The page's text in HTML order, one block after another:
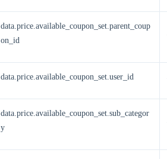
data.price.available_coupon_set.parent_coup
on_id
data.price.available_coupon_set.user_id
data.price.available_coupon_set.sub_categor
y